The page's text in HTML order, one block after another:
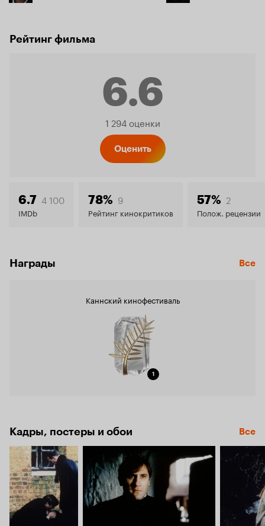
Рейтинг фильма
6.6
Рейтинг
6.6
1 294 оценки
Оценить
6.7 4 100
IMDb
78% 9
Рейтинг кинокритиков
57% 2
Полож. рецензии
Награды Все
Каннский кинофестиваль
1
Кадры, постеры и обои Все